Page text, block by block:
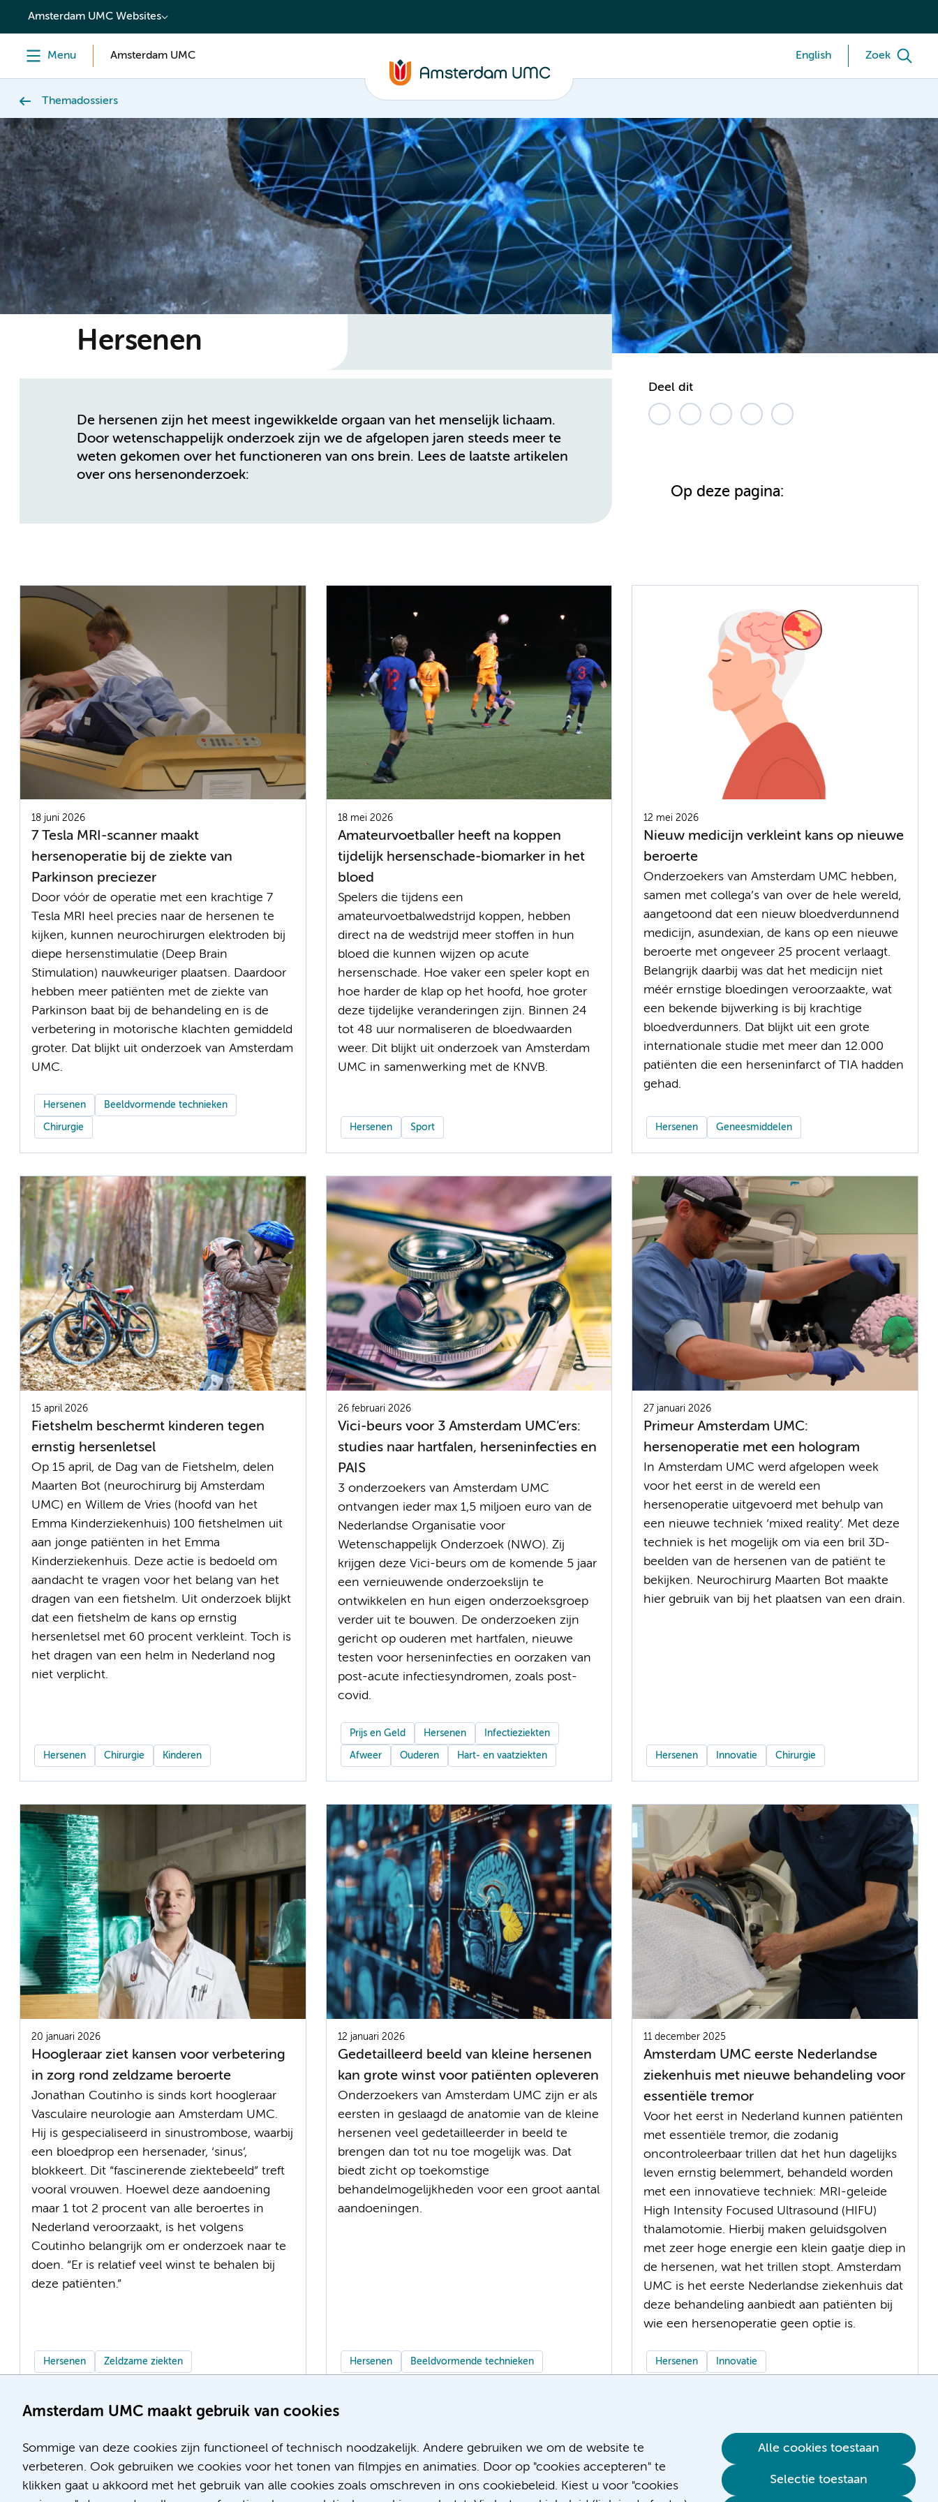
content
Amsterdam UMC maakt gebruik van cookies
Sommige van deze cookies zijn functioneel of technisch noodzakelijk. Andere gebruiken we om de website te
verbeteren. Ook gebruiken we cookies voor het tonen van filmpjes en animaties. Door op "cookies accepteren" te
klikken gaat u akkoord met het gebruik van alle cookies zoals omschreven in ons cookiebeleid. Kiest u voor "cookies
Alle cookies toestaan
Selectie toestaan
Amsterdam UMC Websites
Menu Amsterdam UMC English Zoek
Themadossiers
Hersenen
De hersenen zijn het meest ingewikkelde orgaan van het menselijk lichaam.
Door wetenschappelijk onderzoek zijn we de afgelopen jaren steeds meer te
weten gekomen over het functioneren van ons brein. Lees de laatste artikelen
over ons hersenonderzoek:
Deel dit
Op deze pagina:
18 juni 2026
7 Tesla MRI-scanner maakt
hersenoperatie bij de ziekte van
Parkinson preciezer
Door vóór de operatie met een krachtige 7
Tesla MRI heel precies naar de hersenen te
kijken, kunnen neurochirurgen elektroden bij
diepe hersenstimulatie (Deep Brain
Stimulation) nauwkeuriger plaatsen. Daardoor
hebben meer patiënten met de ziekte van
Parkinson baat bij de behandeling en is de
verbetering in motorische klachten gemiddeld
groter. Dat blijkt uit onderzoek van Amsterdam
UMC.
Hersenen Beeldvormende technieken
Chirurgie
18 mei 2026
Amateurvoetballer heeft na koppen
tijdelijk hersenschade-biomarker in het
bloed
Spelers die tijdens een
amateurvoetbalwedstrijd koppen, hebben
direct na de wedstrijd meer stoffen in hun
bloed die kunnen wijzen op acute
hersenschade. Hoe vaker een speler kopt en
hoe harder de klap op het hoofd, hoe groter
deze tijdelijke veranderingen zijn. Binnen 24
tot 48 uur normaliseren de bloedwaarden
weer. Dit blijkt uit onderzoek van Amsterdam
UMC in samenwerking met de KNVB.
Hersenen Sport
12 mei 2026
Nieuw medicijn verkleint kans op nieuwe
beroerte
Onderzoekers van Amsterdam UMC hebben,
samen met collega’s van over de hele wereld,
aangetoond dat een nieuw bloedverdunnend
medicijn, asundexian, de kans op een nieuwe
beroerte met ongeveer 25 procent verlaagt.
Belangrijk daarbij was dat het medicijn niet
méér ernstige bloedingen veroorzaakte, wat
een bekende bijwerking is bij krachtige
bloedverdunners. Dat blijkt uit een grote
internationale studie met meer dan 12.000
patiënten die een herseninfarct of TIA hadden
gehad.
Hersenen Geneesmiddelen
15 april 2026
Fietshelm beschermt kinderen tegen
ernstig hersenletsel
Op 15 april, de Dag van de Fietshelm, delen
Maarten Bot (neurochirurg bij Amsterdam
UMC) en Willem de Vries (hoofd van het
Emma Kinderziekenhuis) 100 fietshelmen uit
aan jonge patiënten in het Emma
Kinderziekenhuis. Deze actie is bedoeld om
aandacht te vragen voor het belang van het
dragen van een fietshelm. Uit onderzoek blijkt
dat een fietshelm de kans op ernstig
hersenletsel met 60 procent verkleint. Toch is
het dragen van een helm in Nederland nog
niet verplicht.
Hersenen Chirurgie Kinderen
26 februari 2026
Vici-beurs voor 3 Amsterdam UMC’ers:
studies naar hartfalen, herseninfecties en
PAIS
3 onderzoekers van Amsterdam UMC
ontvangen ieder max 1,5 miljoen euro van de
Nederlandse Organisatie voor
Wetenschappelijk Onderzoek (NWO). Zij
krijgen deze Vici-beurs om de komende 5 jaar
een vernieuwende onderzoekslijn te
ontwikkelen en hun eigen onderzoeksgroep
verder uit te bouwen. De onderzoeken zijn
gericht op ouderen met hartfalen, nieuwe
testen voor herseninfecties en oorzaken van
post-acute infectiesyndromen, zoals post-
covid.
Prijs en Geld Hersenen Infectieziekten
Afweer Ouderen Hart- en vaatziekten
27 januari 2026
Primeur Amsterdam UMC:
hersenoperatie met een hologram
In Amsterdam UMC werd afgelopen week
voor het eerst in de wereld een
hersenoperatie uitgevoerd met behulp van
een nieuwe techniek ‘mixed reality’. Met deze
techniek is het mogelijk om via een bril 3D-
beelden van de hersenen van de patiënt te
bekijken. Neurochirurg Maarten Bot maakte
hier gebruik van bij het plaatsen van een drain.
Hersenen Innovatie Chirurgie
20 januari 2026
Hoogleraar ziet kansen voor verbetering
in zorg rond zeldzame beroerte
Jonathan Coutinho is sinds kort hoogleraar
Vasculaire neurologie aan Amsterdam UMC.
Hij is gespecialiseerd in sinustrombose, waarbij
een bloedprop een hersenader, ‘sinus’,
blokkeert. Dit “fascinerende ziektebeeld” treft
vooral vrouwen. Hoewel deze aandoening
maar 1 tot 2 procent van alle beroertes in
Nederland veroorzaakt, is het volgens
Coutinho belangrijk om er onderzoek naar te
doen. “Er is relatief veel winst te behalen bij
deze patiënten.”
Hersenen Zeldzame ziekten
12 januari 2026
Gedetailleerd beeld van kleine hersenen
kan grote winst voor patiënten opleveren
Onderzoekers van Amsterdam UMC zijn er als
eersten in geslaagd de anatomie van de kleine
hersenen veel gedetailleerder in beeld te
brengen dan tot nu toe mogelijk was. Dat
biedt zicht op toekomstige
behandelmogelijkheden voor een groot aantal
aandoeningen.
Hersenen Beeldvormende technieken
11 december 2025
Amsterdam UMC eerste Nederlandse
ziekenhuis met nieuwe behandeling voor
essentiële tremor
Voor het eerst in Nederland kunnen patiënten
met essentiële tremor, die zodanig
oncontroleerbaar trillen dat het hun dagelijks
leven ernstig belemmert, behandeld worden
met een innovatieve techniek: MRI-geleide
High Intensity Focused Ultrasound (HIFU)
thalamotomie. Hierbij maken geluidsgolven
met zeer hoge energie een klein gaatje diep in
de hersenen, wat het trillen stopt. Amsterdam
UMC is het eerste Nederlandse ziekenhuis dat
deze behandeling aanbiedt aan patiënten bij
wie een hersenoperatie geen optie is.
Hersenen Innovatie
Meer